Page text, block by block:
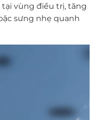
vùng điều trị, tăng
sưng nhẹ quanh